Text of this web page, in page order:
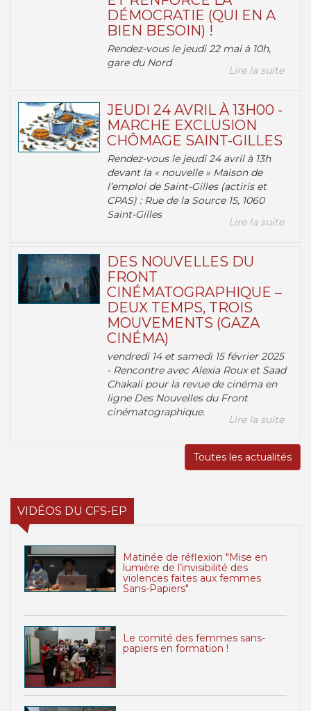
DÉMOCRATIE (QUI EN A
BIEN BESOIN) !
Rendez-vous le jeudi 22 mai à 10h,
gare du Nord
Lire la suite
JEUDI 24 AVRIL À 13H00 -
MARCHE EXCLUSION
CHÔMAGE SAINT-GILLES
Rendez-vous le jeudi 24 avril à 13h
devant la « nouvelle » Maison de
l’emploi de Saint-Gilles (actiris et
CPAS) : Rue de la Source 15, 1060
Saint-Gilles
Lire la suite
DES NOUVELLES DU
FRONT
CINÉMATOGRAPHIQUE –
DEUX TEMPS, TROIS
MOUVEMENTS (GAZA
CINÉMA)
vendredi 14 et samedi 15 février 2025
- Rencontre avec Alexia Roux et Saad
Chakali pour la revue de cinéma en
ligne Des Nouvelles du Front
cinématographique.
Lire la suite
Toutes les actualités
VIDÉOS DU CFS-EP
Matinée de réflexion "Mise en
lumière de l’invisibilité des
violences faites aux femmes
Sans-Papiers"
Le comité des femmes sans-
papiers en formation !